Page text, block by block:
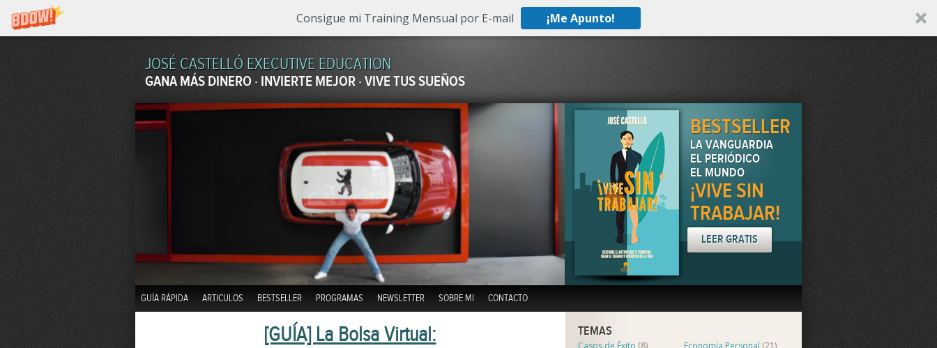
Consigue mi Training Mensual por E-mail ¡Me Apunto!
JOSÉ CASTELLÓ EXECUTIVE EDUCATION
GANA MÁS DINERO · INVIERTE MEJOR · VIVE TUS SUEÑOS
BESTSELLER
LA VANGUARDIA
EL PERIÓDICO
EL MUNDO
¡VIVE SIN
TRABAJAR!
LEER GRATIS
Skip to content
GUÍA RÁPIDA ARTICULOS BESTSELLER PROGRAMAS NEWSLETTER SOBRE MI CONTACTO
[GUÍA] La Bolsa Virtual:
TEMAS
Casos de Éxito (8) Economía Personal (21)